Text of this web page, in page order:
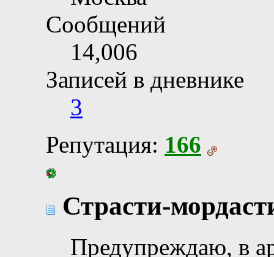
Сообщений
14,006
Записей в дневнике
3
Репутация: 166
Страсти-
Предупреждаю, в